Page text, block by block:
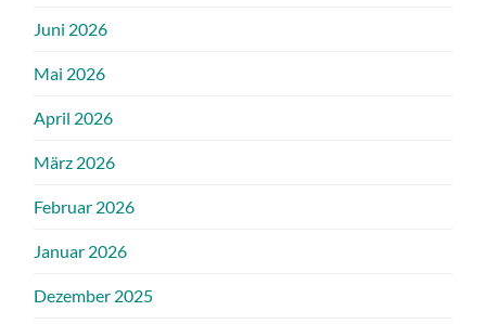
Juni 2026
Mai 2026
April 2026
März 2026
Februar 2026
Januar 2026
Dezember 2025